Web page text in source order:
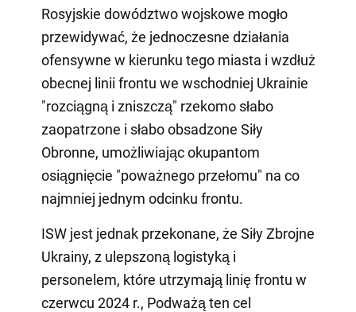
Rosyjskie dowództwo wojskowe mogło
przewidywać, że jednoczesne działania
ofensywne w kierunku tego miasta i wzdłuż
obecnej linii frontu we wschodniej Ukrainie
"rozciągną i zniszczą" rzekomo słabo
zaopatrzone i słabo obsadzone Siły
Obronne, umożliwiając okupantom
osiągnięcie "poważnego przełomu" na co
najmniej jednym odcinku frontu.
ISW jest jednak przekonane, że Siły Zbrojne
Ukrainy, z ulepszoną logistyką i
personelem, które utrzymają linię frontu w
czerwcu 2024 r., Podważą ten cel